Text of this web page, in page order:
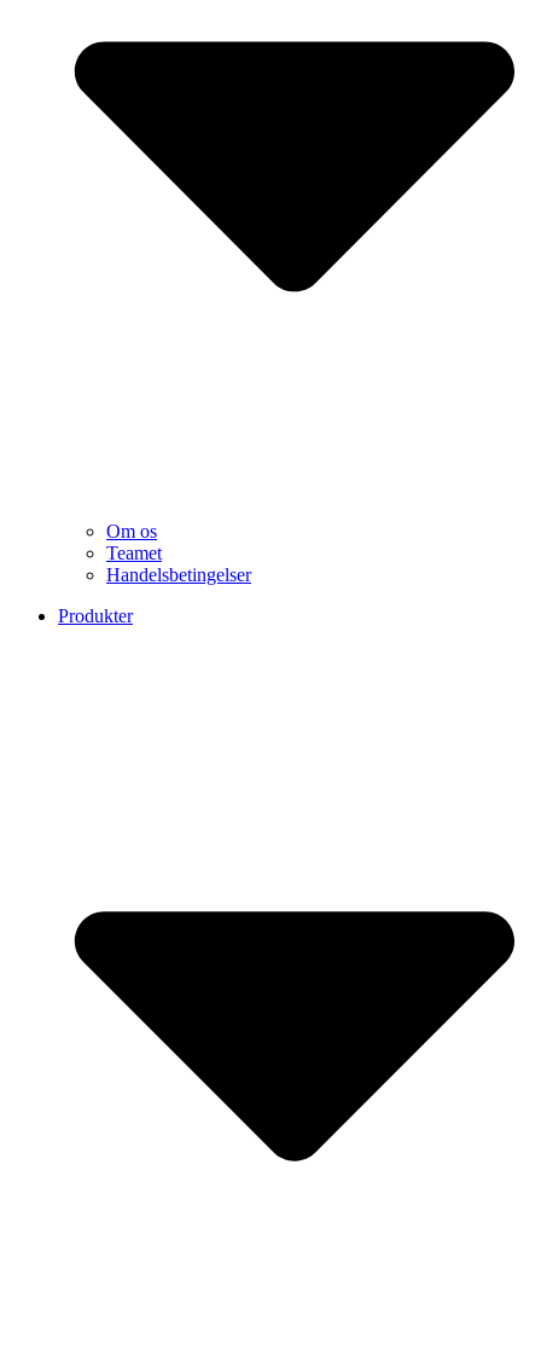
Om os
Teamet
Handelsbetingelser
Produkter